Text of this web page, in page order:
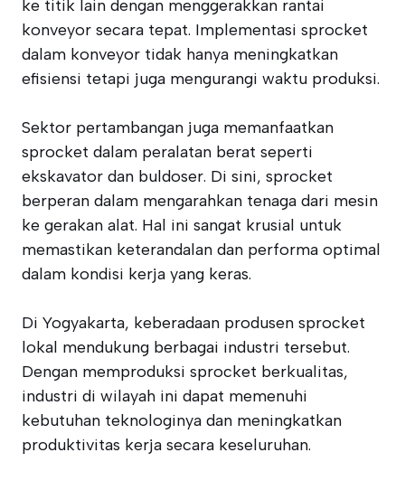
ke titik lain dengan menggerakkan rantai
konveyor secara tepat. Implementasi sprocket
dalam konveyor tidak hanya meningkatkan
efisiensi tetapi juga mengurangi waktu produksi.
Sektor pertambangan juga memanfaatkan
sprocket dalam peralatan berat seperti
ekskavator dan buldoser. Di sini, sprocket
berperan dalam mengarahkan tenaga dari mesin
ke gerakan alat. Hal ini sangat krusial untuk
memastikan keterandalan dan performa optimal
dalam kondisi kerja yang keras.
Di Yogyakarta, keberadaan produsen sprocket
lokal mendukung berbagai industri tersebut.
Dengan memproduksi sprocket berkualitas,
industri di wilayah ini dapat memenuhi
kebutuhan teknologinya dan meningkatkan
produktivitas kerja secara keseluruhan.